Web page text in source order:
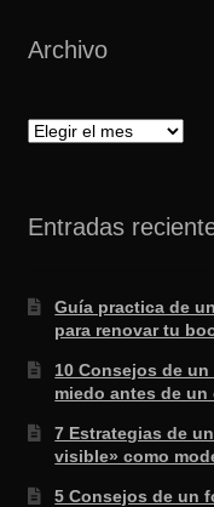
Archivo
Archivo
Entradas
Guía practica de
para renovar tu
10 Consejos de
miedo antes de
7 Estrategias de
visible» como
5 Consejos de un